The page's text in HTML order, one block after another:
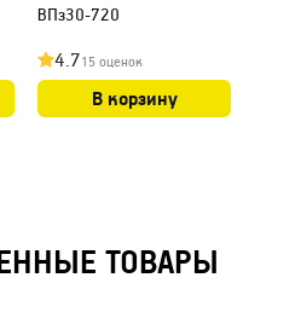
ВПз30-720
4.715 оценок
В корзину
ТОВАРЫ